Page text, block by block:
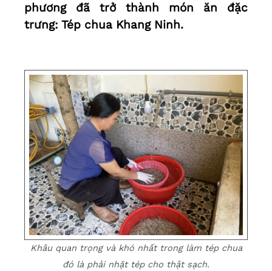
phương đã trở thành món ăn đặc
trưng: Tép chua Khang Ninh.
Khâu quan trọng và khó nhất trong làm tép chua
đó là phải nhặt tép cho thật sạch.